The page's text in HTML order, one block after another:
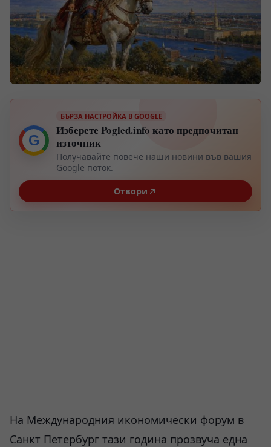
G
БЪРЗА НАСТРОЙКА В GOOGLE
Изберете Pogled.info като предпочитан
източник
Получавайте повече наши новини във вашия
Google поток.
Отвори
На Международния икономически форум в
Санкт Петербург тази година прозвуча една